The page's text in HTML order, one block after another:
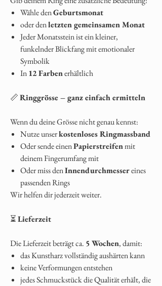
Wähle denGeburtsmonat
oder denletzten gemeinsamen Monat
Jeder Monatsstein ist ein kleiner,
funkelnder Blickfang mit emotionaler
Symbolik
In12 Farbenerhältlich
📏Ringgrösse – ganz einfach ermitteln
Wenn du deine Grösse nicht genau kennst:
Nutze unserkostenloses Ringmassband
Oder sende einenPapierstreifenmit
deinem Fingerumfang mit
Oder miss denInnendurchmessereines
passenden Rings
Wir helfen dir jederzeit weiter.
⏳Lieferzeit
Die Lieferzeit beträgt ca. 5 Wochen, damit:
das Kunstharz vollständig aushärten kann
keine Verformungen entstehen
jedes Schmuckstück die Qualität erhält, die